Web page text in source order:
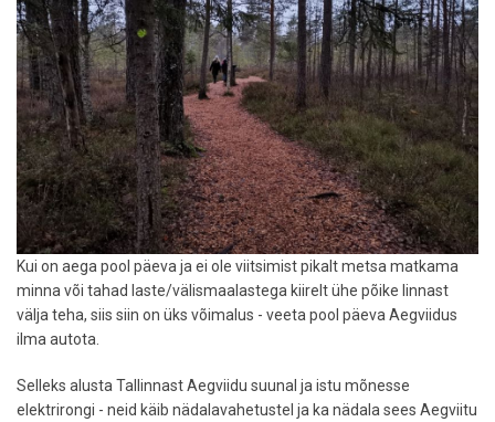
Kui on aega pool päeva ja ei ole viitsimist pikalt metsa matkama
minna või tahad laste/välismaalastega kiirelt ühe põike linnast
välja teha, siis siin on üks võimalus - veeta pool päeva Aegviidus
ilma autota.
Selleks alusta Tallinnast Aegviidu suunal ja istu mõnesse
elektrirongi - neid käib nädalavahetustel ja ka nädala sees Aegviitu